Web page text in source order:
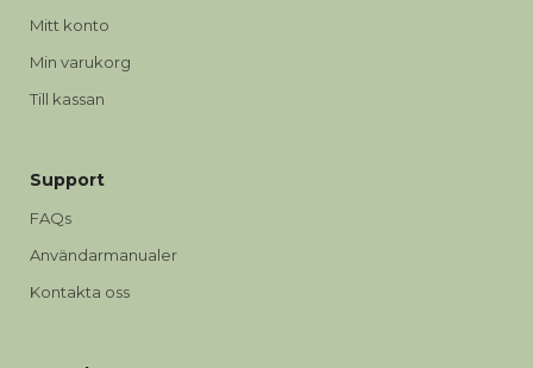
Mitt konto
Min varukorg
Till kassan
Support
FAQs
Användarmanualer
Kontakta oss